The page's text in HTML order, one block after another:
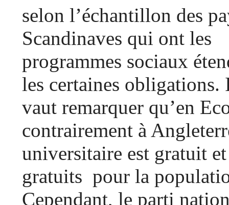
selon l’échantillon des
Scandinaves qui ont les
programmes sociaux
les certaines obligations.
vaut remarquer qu’en
contrairement à
universitaire est gratuit
gratuits pour la
Cependant, le parti